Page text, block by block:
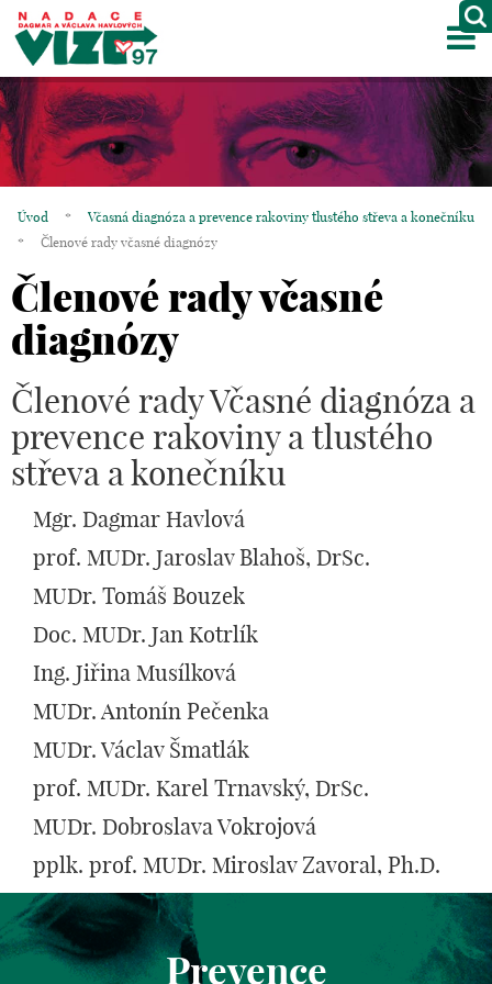
O NÁS
PROJEKTY
GALERIE
KONTAKTY
OBCHOD
KOŠÍK
EN
Úvod *
Včasná diagnóza a prevence rakoviny tlustého střeva a konečníku
*
Členové rady včasné diagnózy
Členové rady včasné
diagnózy
Členové rady Včasné diagnóza a
prevence rakoviny a tlustého
střeva a konečníku
Mgr. Dagmar Havlová
prof. MUDr. Jaroslav Blahoš, DrSc.
MUDr. Tomáš Bouzek
Doc. MUDr. Jan Kotrlík
Ing. Jiřina Musílková
MUDr. Antonín Pečenka
MUDr. Václav Šmatlák
prof. MUDr. Karel Trnavský, DrSc.
MUDr. Dobroslava Vokrojová
pplk. prof. MUDr. Miroslav Zavoral, Ph.D.
Prevence